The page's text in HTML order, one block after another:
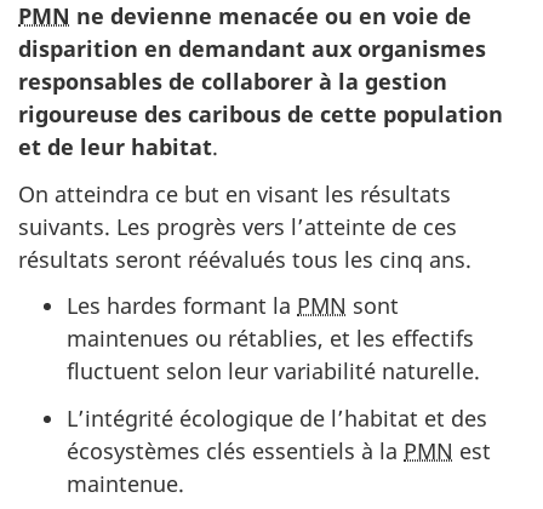
PMN ne devienne menacée ou en voie de
disparition en demandant aux organismes
responsables de collaborer à la gestion
rigoureuse des caribous de cette population
et de leur habitat.
On atteindra ce but en visant les résultats
suivants. Les progrès vers l’atteinte de ces
résultats seront réévalués tous les cinq ans.
Les hardes formant la PMN sont
maintenues ou rétablies, et les effectifs
fluctuent selon leur variabilité naturelle.
L’intégrité écologique de l’habitat et des
écosystèmes clés essentiels à la PMN est
maintenue.